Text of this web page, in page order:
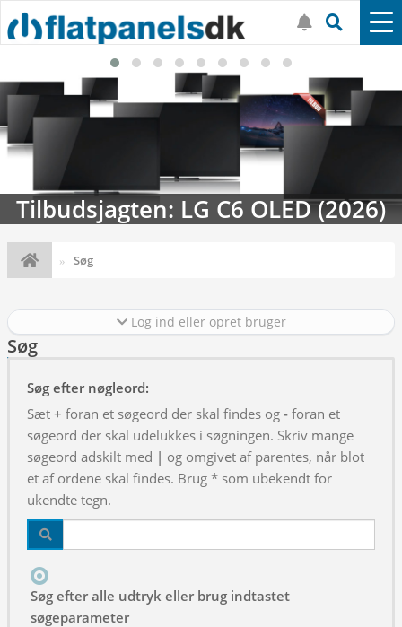
Tilbudsjagten: LG C6 OLED (2026)
Søg
Log ind eller opret bruger
Søg
Søg efter nøgleord:
Sæt + foran et søgeord der skal findes og - foran et
søgeord der skal udelukkes i søgningen. Skriv mange
søgeord adskilt med | og omgivet af parentes, når blot
et af ordene skal findes. Brug * som ubekendt for
ukendte tegn.
Søg efter alle udtryk eller brug indtastet
søgeparameter